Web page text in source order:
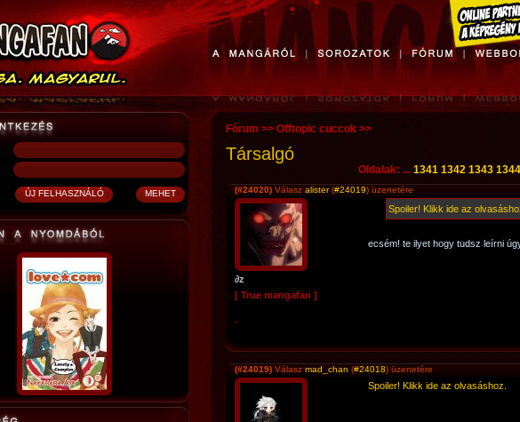
Fórum >> Offtopic cuccok >>
Társalgó
Oldalak: ... 1341 1342 1343 1344
(#24020) Válasz alister(#24019) üzenetére
∂z
[ True mangafan ]
Spoiler! Klikk ide az
ecsém! te ilyet hogy tudsz leírni
-
(#24019) Válasz mad_chan (#24018) üzenetére
Spoiler! Klikk ide az olvasáshoz.